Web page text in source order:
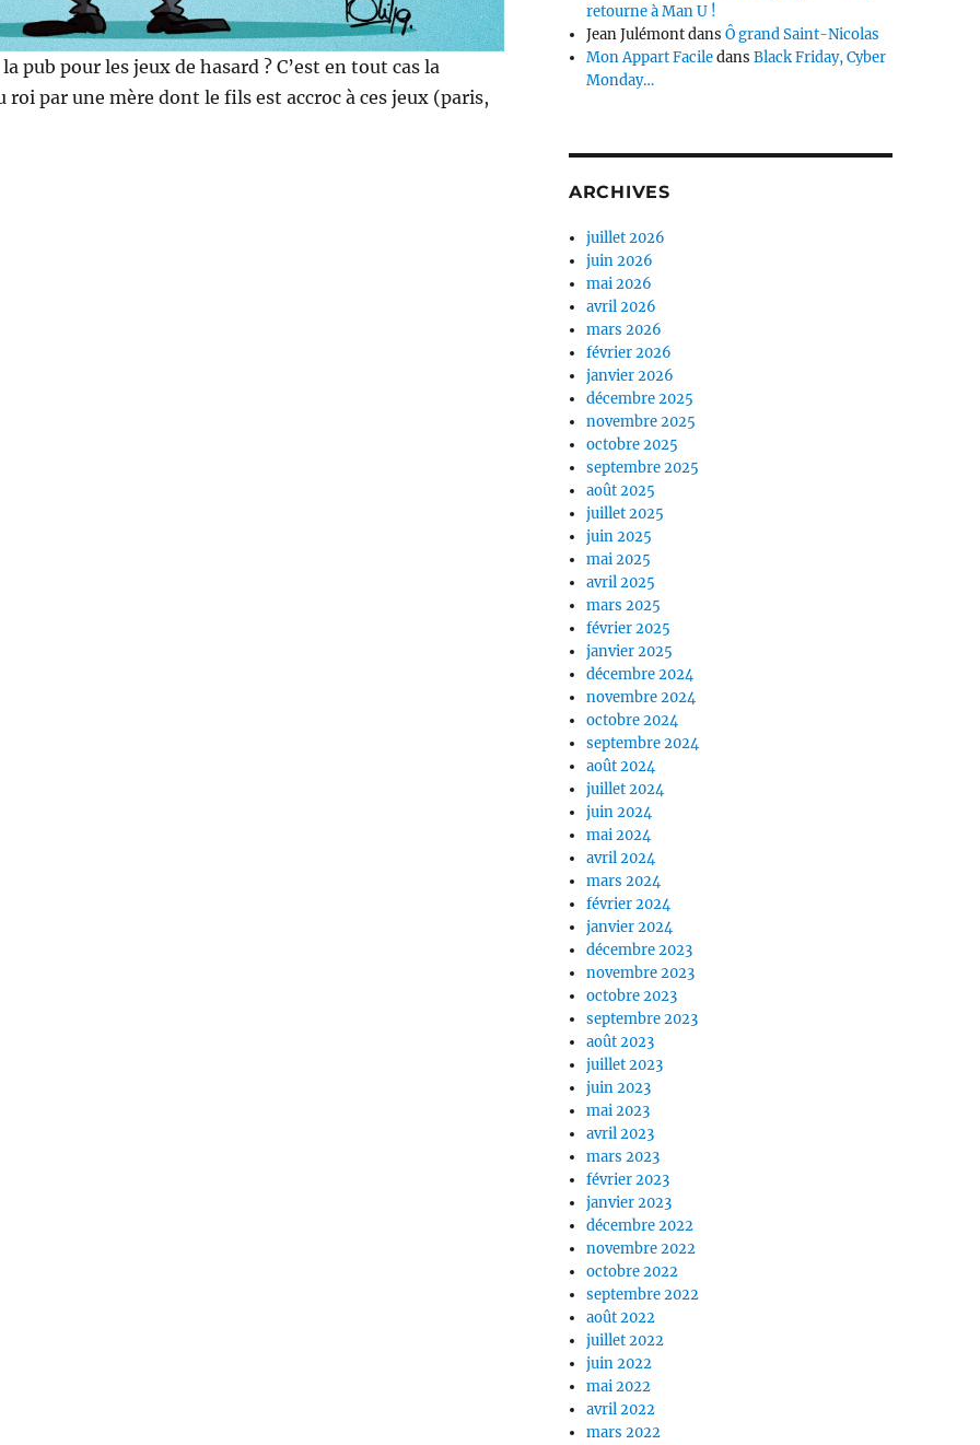
pub pour les jeux de hasard ? C’est en tout cas la
roi par une mère dont le fils est accroc à ces jeux (paris,
retourne à Man U !
Jean JulémontdansÔ grand Saint-Nicolas
Mon Appart FaciledansBlack Friday, Cyber
Monday…
ARCHIVES
juillet 2026
juin 2026
mai 2026
avril 2026
mars 2026
février 2026
janvier 2026
décembre 2025
novembre 2025
octobre 2025
septembre 2025
août 2025
juillet 2025
juin 2025
mai 2025
avril 2025
mars 2025
février 2025
janvier 2025
décembre 2024
novembre 2024
octobre 2024
septembre 2024
août 2024
juillet 2024
juin 2024
mai 2024
avril 2024
mars 2024
février 2024
janvier 2024
décembre 2023
novembre 2023
octobre 2023
septembre 2023
août 2023
juillet 2023
juin 2023
mai 2023
avril 2023
mars 2023
février 2023
janvier 2023
décembre 2022
novembre 2022
octobre 2022
septembre 2022
août 2022
juillet 2022
juin 2022
mai 2022
avril 2022
mars 2022